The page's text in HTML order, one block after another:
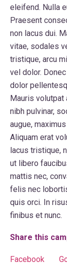
eleifend. Nulla
Praesent
non lacus dui.
vitae, sodales
tristique, arcu
vel dolor.
dolor
Mauris volutpat
nibh pulvinar,
augue,
Aliquam erat
lacus tristique,
ut libero
mattis nec,
felis nec
quis orci. In
finibus et nunc.
Share this
Facebook